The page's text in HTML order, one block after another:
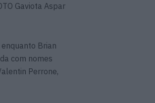
Gaviota Aspar
Brian
com nomes
Perrone,